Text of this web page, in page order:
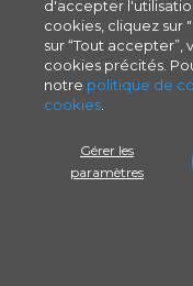
d'accepter
cookies, cliquez sur
sur “Tout
cookies précités.
notre politique de
cookies
Gérer les
paramètres